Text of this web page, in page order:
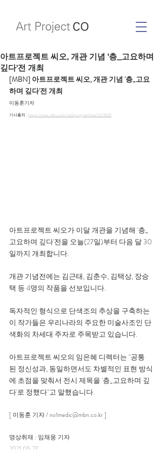
아트프로젝트 씨오, 개관 기념 '층_고요하며
깊다'전 개최
[MBN] 아트프로젝트 씨오, 개관 기념 '층_고요
하며 깊다'전 개최
이동훈기자
기사출처 : https://www.mbn.co.kr/vod/programView/1273635
아트프로젝트 씨오가 이달 개관을 기념해 '층_
고요하며 깊다'전을 오늘(27일)부터 다음 달 30
일까지 개최합니다.
개관 기념전에는 김근태, 김춘수, 김택상, 장승
택 등 4명의 작품을 선보입니다.
독자적인 형식으로 단색조의 추상을 구축하는
이 작가들은 우리나라의 주요한 미술사조인 단
색화의 차세대 주자로 주목받고 있습니다.
아트프로젝트 씨오의 임은혜 디렉터는 "공통
된 정신성과, 동일하면서도 차별적인 표현 방식
에 초점을 맞춰서 전시 제목을 '층_고요하며 깊
다'로 정했다"고 말했습니다.
[ 이동훈 기자 / no1medic@mbn.co.kr ]
영상취재 : 임채웅 기자
2021.05.27